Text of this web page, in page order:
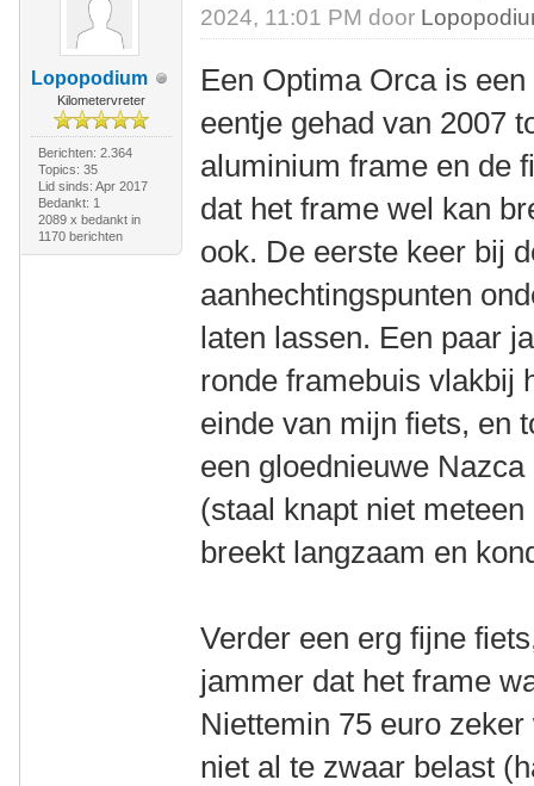
Lopopodium
Kilometervreter
Berichten: 2.364
Topics: 35
Lid sinds: Apr 2017
Bedankt: 1
2089 x bedankt in
1170 berichten
2024, 11:01 PM door
Een Optima Orca is
eentje gehad van 2007
aluminium frame en de
dat het frame wel kan
ook. De eerste keer bij
aanhechtingspunten
laten lassen. Een paar
ronde framebuis vlakbij
einde van mijn fiets, en
een gloednieuwe
(staal knapt niet
breekt langzaam en
Verder een erg fijne
jammer dat het frame
Niettemin 75 euro
niet al te zwaar belast